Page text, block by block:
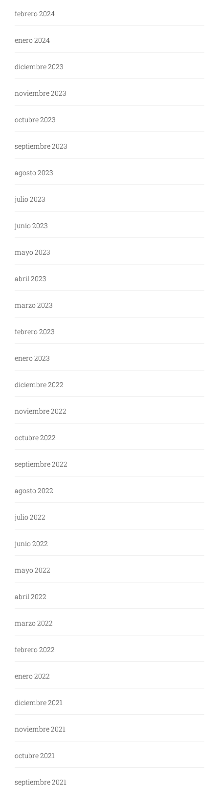
febrero 2024
enero 2024
diciembre 2023
noviembre 2023
octubre 2023
septiembre 2023
agosto 2023
julio 2023
junio 2023
mayo 2023
abril 2023
marzo 2023
febrero 2023
enero 2023
diciembre 2022
noviembre 2022
octubre 2022
septiembre 2022
agosto 2022
julio 2022
junio 2022
mayo 2022
abril 2022
marzo 2022
febrero 2022
enero 2022
diciembre 2021
noviembre 2021
octubre 2021
septiembre 2021